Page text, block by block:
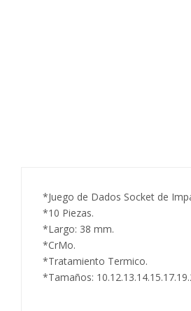
*Juego de Dados Socket de
*10 Piezas.
*Largo: 38 mm.
*CrMo.
*Tratamiento Termico.
*Tamaños: